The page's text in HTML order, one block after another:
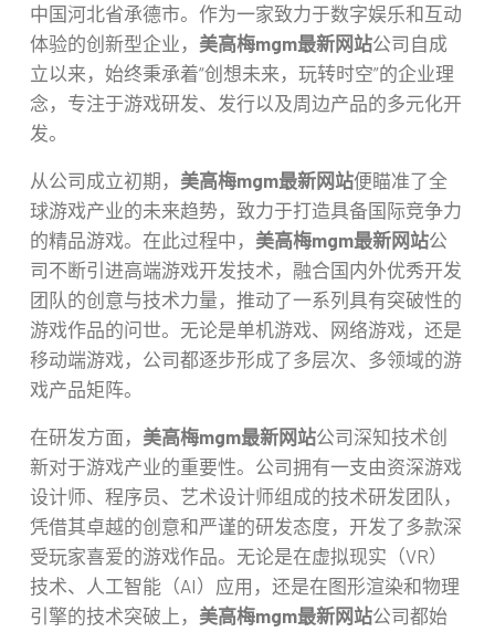
中国河北省承德市。作为一家致力于数字娱乐和互动
体验的创新型企业， 美高梅mgm最新网站公司自成
立以来，始终秉承着“创想未来，玩转时空”的企业理
念，专注于游戏研发、发行以及周边产品的多元化开
发。
从公司成立初期， 美高梅mgm最新网站便瞄准了全
球游戏产业的未来趋势，致力于打造具备国际竞争力
的精品游戏。在此过程中， 美高梅mgm最新网站公
司不断引进高端游戏开发技术，融合国内外优秀开发
团队的创意与技术力量，推动了一系列具有突破性的
游戏作品的问世。无论是单机游戏、网络游戏，还是
移动端游戏，公司都逐步形成了多层次、多领域的游
戏产品矩阵。
在研发方面， 美高梅mgm最新网站公司深知技术创
新对于游戏产业的重要性。公司拥有一支由资深游戏
设计师、程序员、艺术设计师组成的技术研发团队，
凭借其卓越的创意和严谨的研发态度，开发了多款深
受玩家喜爱的游戏作品。无论是在虚拟现实（VR）
技术、人工智能（AI）应用，还是在图形渲染和物理
引擎的技术突破上， 美高梅mgm最新网站公司都始